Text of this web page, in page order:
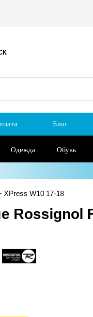
Блог
Одежда Обувь
XPress W10 17-18
Rossignol